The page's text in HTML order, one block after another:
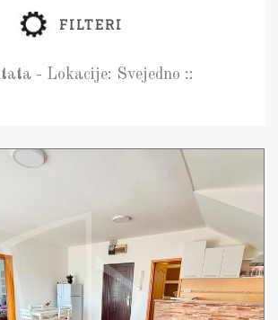
FILTERI
- Lokacije: Svejedno ::